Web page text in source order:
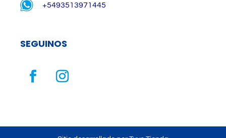
+5493513971445
SEGUINOS